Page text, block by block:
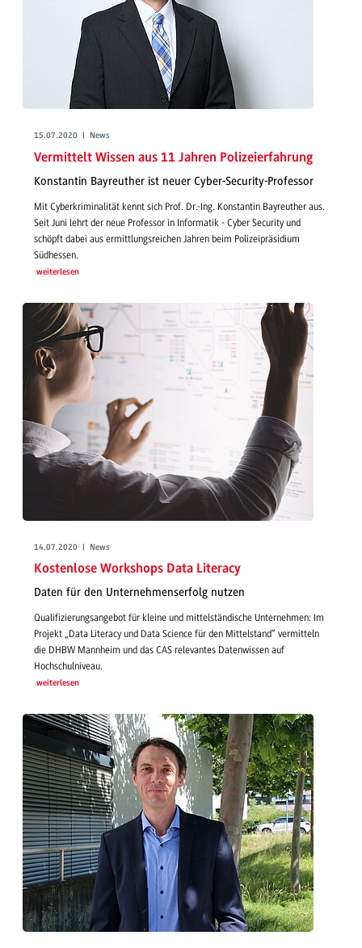
15.07.2020 | News
Vermittelt Wissen aus 11 Jahren Polizeierfahrung
Konstantin Bayreuther ist neuer Cyber-Security-Professor
Mit Cyberkriminalität kennt sich Prof. Dr.-Ing. Konstantin Bayreuther aus.
Seit Juni lehrt der neue Professor in Informatik - Cyber Security und
schöpft dabei aus ermittlungsreichen Jahren beim Polizeipräsidium
Südhessen.
weiterlesen
14.07.2020 | News
Kostenlose Workshops Data Literacy
Daten für den Unternehmenserfolg nutzen
Qualifizierungsangebot für kleine und mittelständische Unternehmen: Im
Projekt „Data Literacy und Data Science für den Mittelstand“ vermitteln
die DHBW Mannheim und das CAS relevantes Datenwissen auf
Hochschulniveau.
weiterlesen